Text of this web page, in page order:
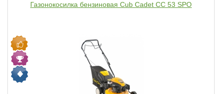
Газонокосилка бензиновая Cub Cadet CC 53 SPO